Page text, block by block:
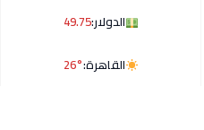
الدولار:49.75
القاهرة:26°